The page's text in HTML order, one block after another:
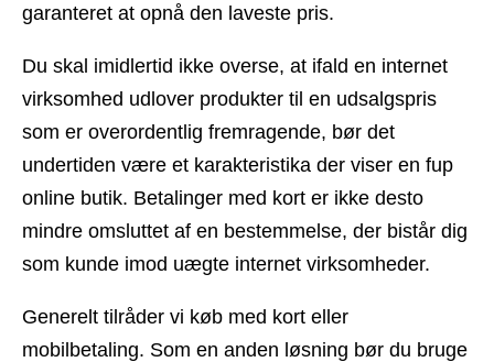
garanteret at opnå den laveste pris.
Du skal imidlertid ikke overse, at ifald en internet
virksomhed udlover produkter til en udsalgspris
som er overordentlig fremragende, bør det
undertiden være et karakteristika der viser en fup
online butik. Betalinger med kort er ikke desto
mindre omsluttet af en bestemmelse, der bistår dig
som kunde imod uægte internet virksomheder.
Generelt tilråder vi køb med kort eller
mobilbetaling. Som en anden løsning bør du bruge